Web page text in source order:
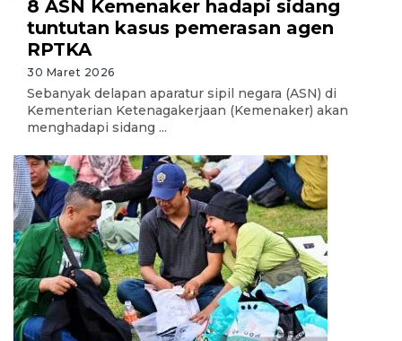
8 ASN Kemenaker hadapi sidang
tuntutan kasus pemerasan agen
RPTKA
30 Maret 2026
Sebanyak delapan aparatur sipil negara (ASN) di
Kementerian Ketenagakerjaan (Kemenaker) akan
menghadapi sidang ...